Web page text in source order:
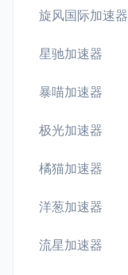
旋风国际加速器
星驰加速器
暴喵加速器
极光加速器
橘猫加速器
洋葱加速器
流星加速器